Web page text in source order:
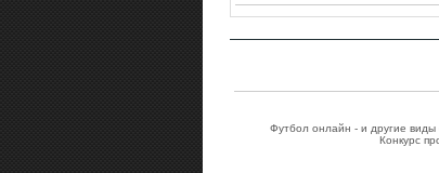
Футбол онлайн - и другие виды
Конкурс